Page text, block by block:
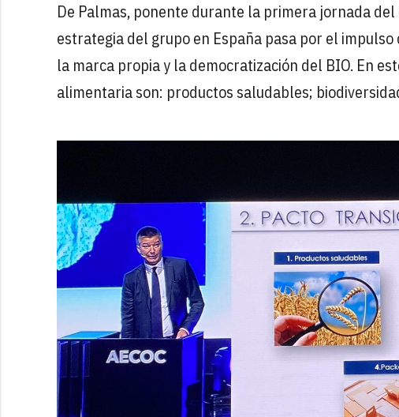
De Palmas, ponente durante la primera jornada
estrategia del grupo en España pasa por el
la marca propia y la democratización del BIO. En
alimentaria son: productos saludables;